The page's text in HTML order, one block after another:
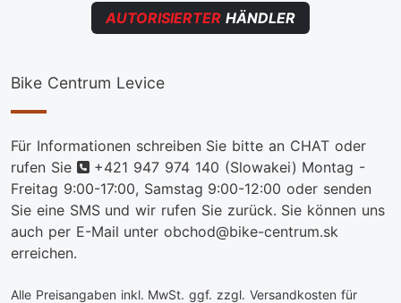
AUTORISIERTER HÄNDLER
Bike Centrum Levice
Für Informationen schreiben Sie bitte an CHAT oder
rufen Sie
telefon
+421 947 974 140 (Slowakei) Montag -
Freitag 9:00-17:00, Samstag 9:00-12:00 oder senden
Sie eine SMS und wir rufen Sie zurück. Sie können uns
auch per E-Mail unter obchod@bike-centrum.sk
erreichen.
Alle Preisangaben inkl. MwSt. ggf. zzgl. Versandkosten für